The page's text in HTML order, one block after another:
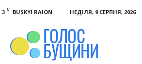
3 C BUSKYI RAION НЕДІЛЯ, 9 СЕРПНЯ, 2026